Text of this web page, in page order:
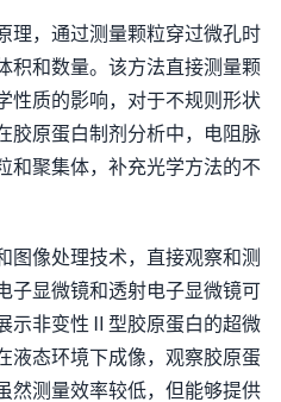
理，通过测量颗粒穿过微孔时
积和数量。该方法直接测量颗
性质的影响，对于不规则形状
胶原蛋白制剂分析中，电阻脉
和聚集体，补充光学方法的不
图像处理技术，直接观察和测
子显微镜和透射电子显微镜可
示非变性Ⅱ型胶原蛋白的超微
液态环境下成像，观察胶原蛋
然测量效率较低，但能够提供